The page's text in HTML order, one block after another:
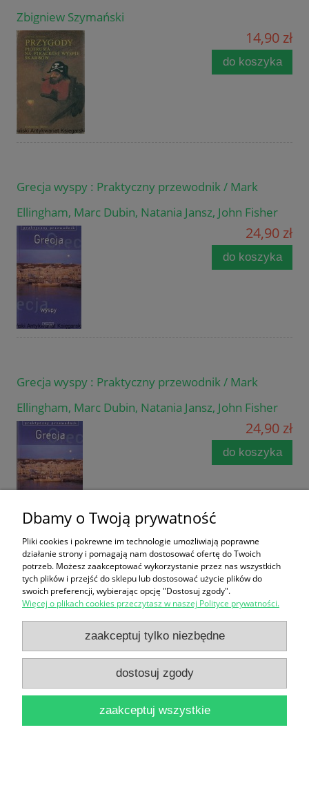
Zbigniew Szymański
14,90 zł
do koszyka
Grecja wyspy : Praktyczny przewodnik / Mark
Ellingham, Marc Dubin, Natania Jansz, John Fisher
24,90 zł
do koszyka
Grecja wyspy : Praktyczny przewodnik / Mark
Ellingham, Marc Dubin, Natania Jansz, John Fisher
24,90 zł
do koszyka
Reader's Digest poleca dobry kryminał: 1. Rój /
Michael Crichton, 2. Milionerzy / Brad Meltzer, 3.
Wyspa zapomnienia / Dennis Lehane
14,90 zł
Dbamy o Twoją prywatność
Pliki cookies i pokrewne im technologie umożliwiają poprawne
działanie strony i pomagają nam dostosować ofertę do Twoich
potrzeb. Możesz zaakceptować wykorzystanie przez nas wszystkich
tych plików i przejść do sklepu lub dostosować użycie plików do
swoich preferencji, wybierając opcję "Dostosuj zgody".
Więcej o plikach cookies przeczytasz w naszej Polityce prywatności.
zaakceptuj tylko niezbędne
dostosuj zgody
zaakceptuj wszystkie